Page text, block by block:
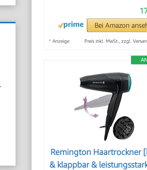
Bei Amazon
* Anzeige Preis inkl. MwSt., zzgl.
Remington Haartrockner
& klappbar &